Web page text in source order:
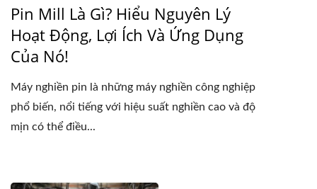
Pin Mill Là Gì? Hiểu Nguyên Lý
Hoạt Động, Lợi Ích Và Ứng Dụng
Của Nó!
Máy nghiền pin là những máy nghiền công nghiệp
phổ biến, nổi tiếng với hiệu suất nghiền cao và độ
mịn có thể điều...